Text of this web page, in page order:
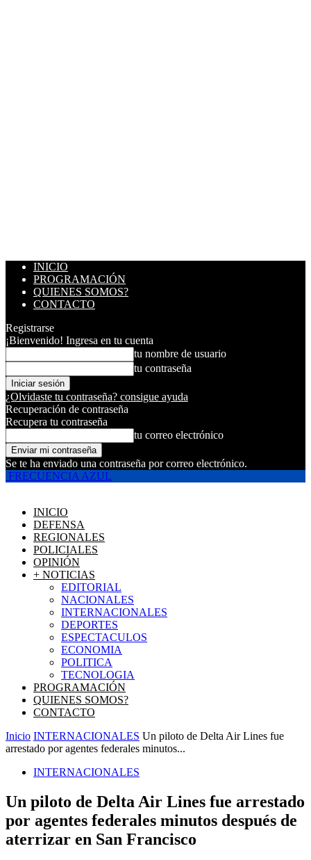
INICIO
PROGRAMACIÓN
QUIENES SOMOS?
CONTACTO
Registrarse
¡Bienvenido! Ingresa en tu cuenta
tu nombre de usuario
tu contraseña
¿Olvidaste tu contraseña? consigue ayuda
Recuperación de contraseña
Recupera tu contraseña
tu correo electrónico
Se te ha enviado una contraseña por correo electrónico.
FRECUENCIA AZUL
INICIO
DEFENSA
REGIONALES
POLICIALES
OPINIÓN
+ NOTICIAS
EDITORIAL
NACIONALES
INTERNACIONALES
DEPORTES
ESPECTACULOS
ECONOMIA
POLITICA
TECNOLOGIA
PROGRAMACIÓN
QUIENES SOMOS?
CONTACTO
Inicio INTERNACIONALES Un piloto de Delta Air Lines fue
arrestado por agentes federales minutos...
INTERNACIONALES
Un piloto de Delta Air Lines fue arrestado
por agentes federales minutos después de
aterrizar en San Francisco